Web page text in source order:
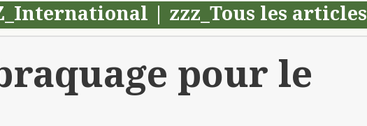
zzz_Tous les articles
pour le